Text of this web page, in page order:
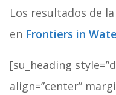
Los resultados de
en Frontiers in
[su_heading
align=”center”